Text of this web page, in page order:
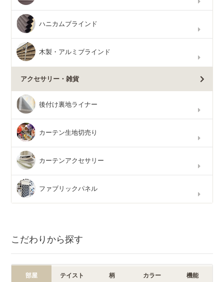
ハニカムブラインド
木製・アルミブラインド
アクセサリー・雑貨
後付け裏地ライナー
カーテン生地切売り
カーテンアクセサリー
ファブリックパネル
こだわりから探す
部屋 テイスト 柄 カラー 機能